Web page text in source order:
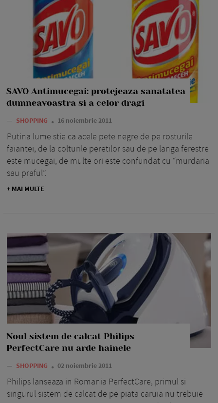
SAVO Antimucegai: protejeaza sanatatea
dumneavoastra si a celor dragi
— SHOPPING 16 noiembrie 2011
Putina lume stie ca acele pete negre de pe rosturile
faiantei, de la colturile peretilor sau de pe langa ferestre
este mucegai, de multe ori este confundat cu “murdaria
sau praful”.
+ MAI MULTE
Noul sistem de calcat Philips
PerfectCare nu arde hainele
— SHOPPING 02 noiembrie 2011
Philips lanseaza in Romania PerfectCare, primul si
singurul sistem de calcat de pe piata caruia nu trebuie